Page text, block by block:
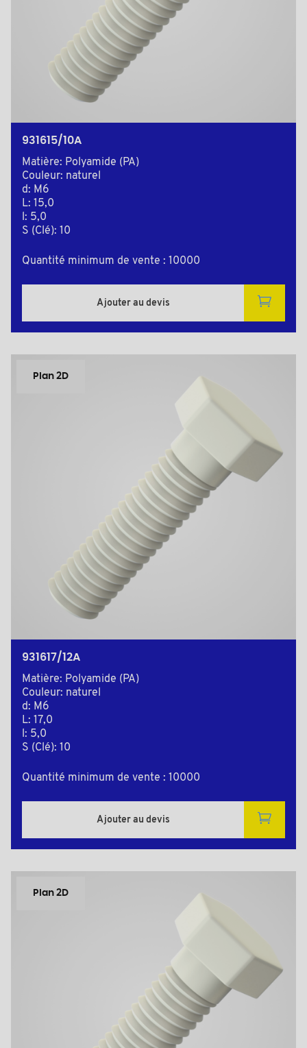
931615/10A
Matière: Polyamide (PA)
Couleur: naturel
d: M6
L: 15,0
l: 5,0
S (Clé): 10
Quantité minimum de vente : 10000
Ajouter au devis
Plan 2D
931617/12A
Matière: Polyamide (PA)
Couleur: naturel
d: M6
L: 17,0
l: 5,0
S (Clé): 10
Quantité minimum de vente : 10000
Ajouter au devis
Plan 2D